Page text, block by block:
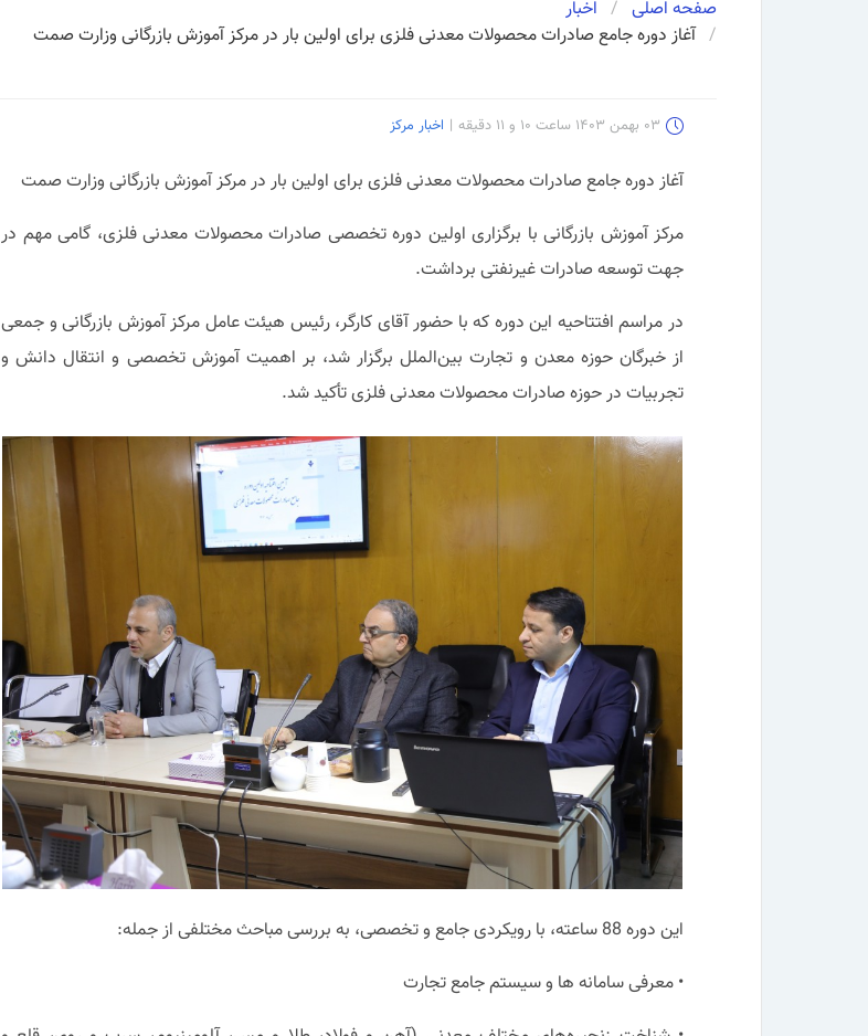
صفحه اصلی
اخبار
آغاز دوره جامع صادرات محصولات معدنی فلزی برای اولین بار در مرکز آموزش بازرگانی وزارت صمت
۰۳ بهمن ۱۴۰۳ ساعت ۱۰ و ۱۱ دقیقه | اخبار مرکز
آغاز دوره جامع صادرات محصولات معدنی فلزی برای اولین بار در مرکز آموزش بازرگانی وزارت صمت
مرکز آموزش بازرگانی با برگزاری اولین دوره تخصصی صادرات محصولات معدنی فلزی، گامی مهم در
جهت توسعه صادرات غیرنفتی برداشت.
در مراسم افتتاحیه این دوره که با حضور آقای کارگر، رئیس هیئت عامل مرکز آموزش بازرگانی و جمعی
از خبرگان حوزه معدن و تجارت بین‌الملل برگزار شد، بر اهمیت آموزش تخصصی و انتقال دانش و
تجربیات در حوزه صادرات محصولات معدنی فلزی تأکید شد.
این دوره 88 ساعته، با رویکردی جامع و تخصصی، به بررسی مباحث مختلفی از جمله:
• معرفی سامانه ها و سیستم جامع تجارت